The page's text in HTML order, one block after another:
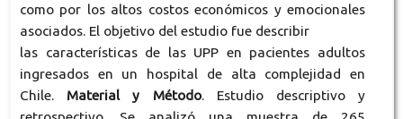
como por los altos costos económicos y emocionales
asociados. El objetivo del estudio fue describir
las características de las UPP en pacientes adultos
ingresados en un hospital de alta complejidad en
Chile.Material y Método. Estudio descriptivo y